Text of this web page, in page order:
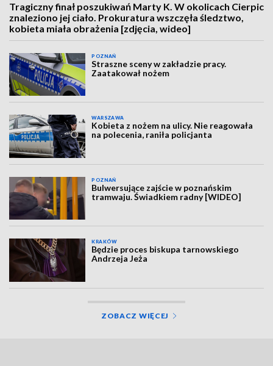
Tragiczny finał poszukiwań Marty K. W okolicach Cierpic
znaleziono jej ciało. Prokuratura wszczęła śledztwo,
kobieta miała obrażenia [zdjęcia, wideo]
POZNAŃ
Straszne sceny w zakładzie pracy.
Zaatakował nożem
WARSZAWA
Kobieta z nożem na ulicy. Nie reagowała
na polecenia, raniła policjanta
POZNAŃ
Bulwersujące zajście w poznańskim
tramwaju. Świadkiem radny [WIDEO]
KRAKÓW
Będzie proces biskupa tarnowskiego
Andrzeja Jeża
ZOBACZ WIĘCEJ